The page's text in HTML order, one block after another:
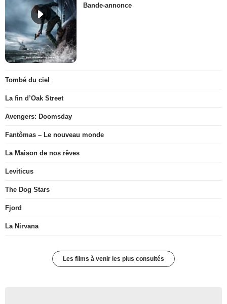
Bande-annonce
Tombé du ciel
La fin d’Oak Street
Avengers: Doomsday
Fantômas – Le nouveau monde
La Maison de nos rêves
Leviticus
The Dog Stars
Fjord
La Nirvana
Les films à venir les plus consultés